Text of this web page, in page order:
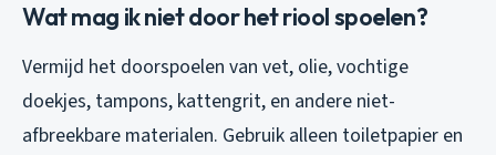
Wat mag ik niet door het riool spoelen?
Vermijd het doorspoelen van vet, olie, vochtige
doekjes, tampons, kattengrit, en andere niet-
afbreekbare materialen. Gebruik alleen toiletpapier en